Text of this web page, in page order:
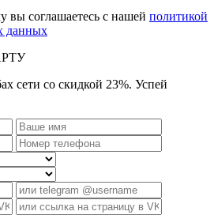
вы соглашаетесь с нашей политикой
данных
сети со скидкой 23%. Успей